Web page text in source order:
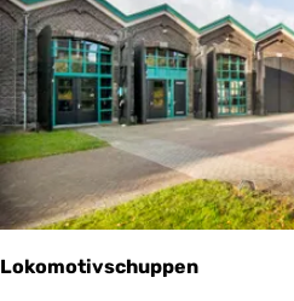
e
s
t
d
u
u
n
t
:
e
n
n
a
c
h
Lokomotivschuppen